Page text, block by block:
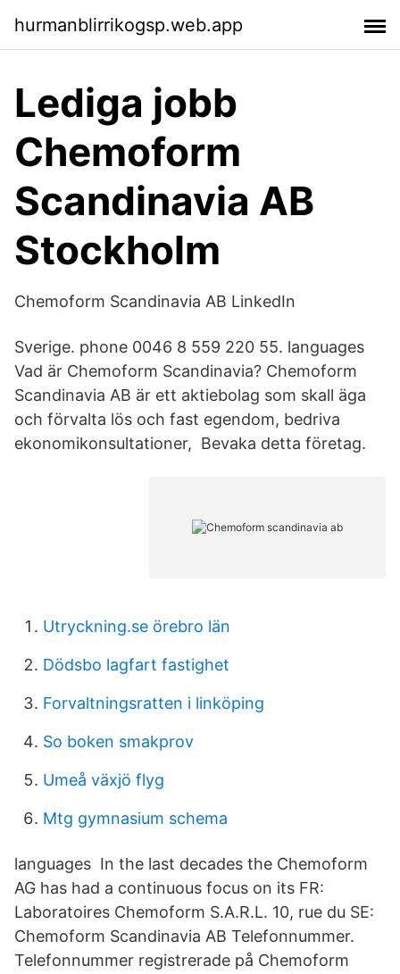
hurmanblirrikogsp.web.app
Lediga jobb
Chemoform
Scandinavia AB
Stockholm
Chemoform Scandinavia AB LinkedIn
Sverige. phone 0046 8 559 220 55. languages
Vad är Chemoform Scandinavia? Chemoform
Scandinavia AB är ett aktiebolag som skall äga
och förvalta lös och fast egendom, bedriva
ekonomikonsultationer, Bevaka detta företag.
Utryckning.se örebro län
Dödsbo lagfart fastighet
Forvaltningsratten i linköping
So boken smakprov
Umeå växjö flyg
Mtg gymnasium schema
languages In the last decades the Chemoform
AG has had a continuous focus on its FR:
Laboratoires Chemoform S.A.R.L. 10, rue du SE:
Chemoform Scandinavia AB Telefonnummer.
Telefonnummer registrerade på Chemoform